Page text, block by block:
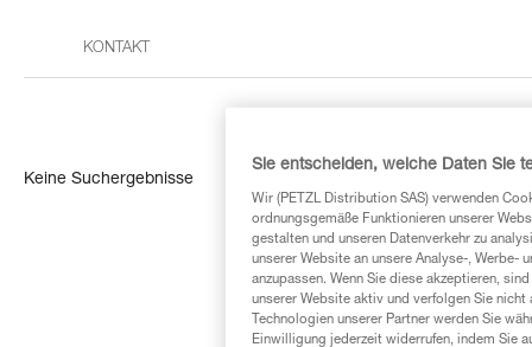
KONTAKT
Keine Suchergebnisse
Sie entscheiden, welche Daten Sie
Wir (PETZL Distribution SAS) verwenden
ordnungsgemäße Funktionieren unserer
gestalten und unseren Datenverkehr zu
unserer Website an unsere Analyse-, Werbe-
anzupassen. Wenn Sie diese akzeptieren,
unserer Website aktiv und verfolgen Sie
Technologien unserer Partner werden Sie
Einwilligung jederzeit widerrufen, indem Sie